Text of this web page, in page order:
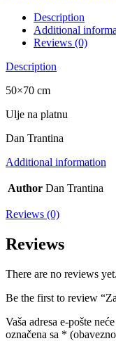
Description
Additional
Reviews (0)
Description
50×70 cm
Ulje na platnu
Dan Trantina
Additional information
Author Dan Trantina
Reviews (0)
Reviews
There are no reviews yet.
Be the first to review
Vaša adresa e-pošte
označena sa *